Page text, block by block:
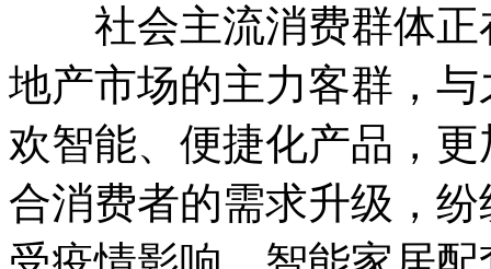
社会主流消费群体正
地产市场的主力客群，
欢智能、便捷化产品，
合消费者的需求升级，